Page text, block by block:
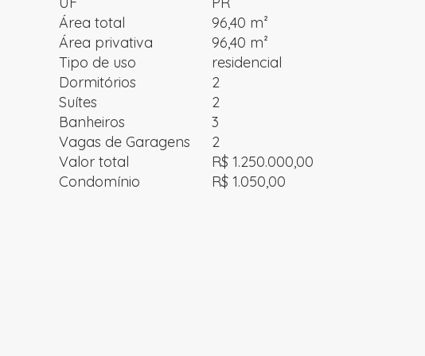
Área total
96,40 m²
Área privativa
96,40 m²
Tipo de uso
residencial
Dormitórios
2
Suítes
2
Banheiros
3
Vagas de Garagens
2
Valor total
R$ 1.250.000,00
Condomínio
R$ 1.050,00